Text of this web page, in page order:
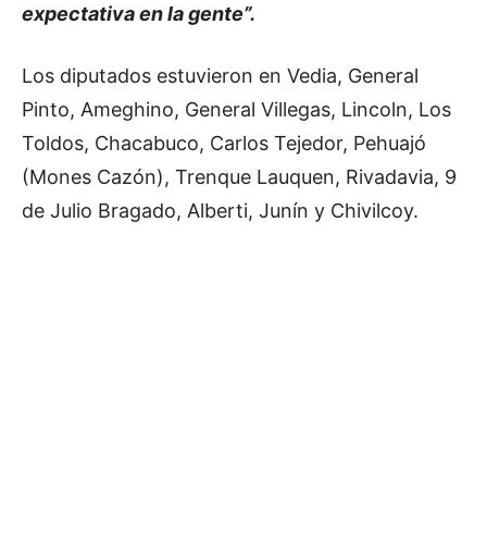
expectativa en la gente”.
Los diputados estuvieron en Vedia, General
Pinto, Ameghino, General Villegas, Lincoln, Los
Toldos, Chacabuco, Carlos Tejedor, Pehuajó
(Mones Cazón), Trenque Lauquen, Rivadavia, 9
de Julio Bragado, Alberti, Junín y Chivilcoy.